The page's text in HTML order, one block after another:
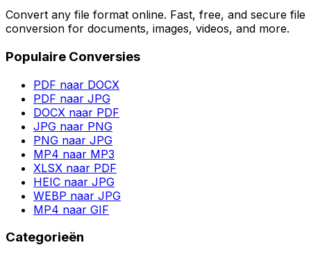
Convert any file format online. Fast, free, and secure file
conversion for documents, images, videos, and more.
Populaire Conversies
PDF naar DOCX
PDF naar JPG
DOCX naar PDF
JPG naar PNG
PNG naar JPG
MP4 naar MP3
XLSX naar PDF
HEIC naar JPG
WEBP naar JPG
MP4 naar GIF
Categorieën